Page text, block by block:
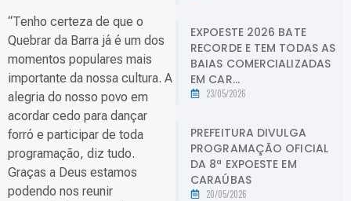
“Tenho certeza de que o
Quebrar da Barra já é um dos
momentos populares mais
importante da nossa cultura. A
alegria do nosso povo em
acordar cedo para dançar
forró e participar de toda
programação, diz tudo.
Graças a Deus estamos
podendo nos reunir
EXPOESTE 2026 BATE
RECORDE E TEM TODAS AS
BAIAS COMERCIALIZADAS
EM CAR...
23/05/2026
PREFEITURA DIVULGA
PROGRAMAÇÃO OFICIAL
DA 8ª EXPOESTE EM
CARAÚBAS
20/05/2026